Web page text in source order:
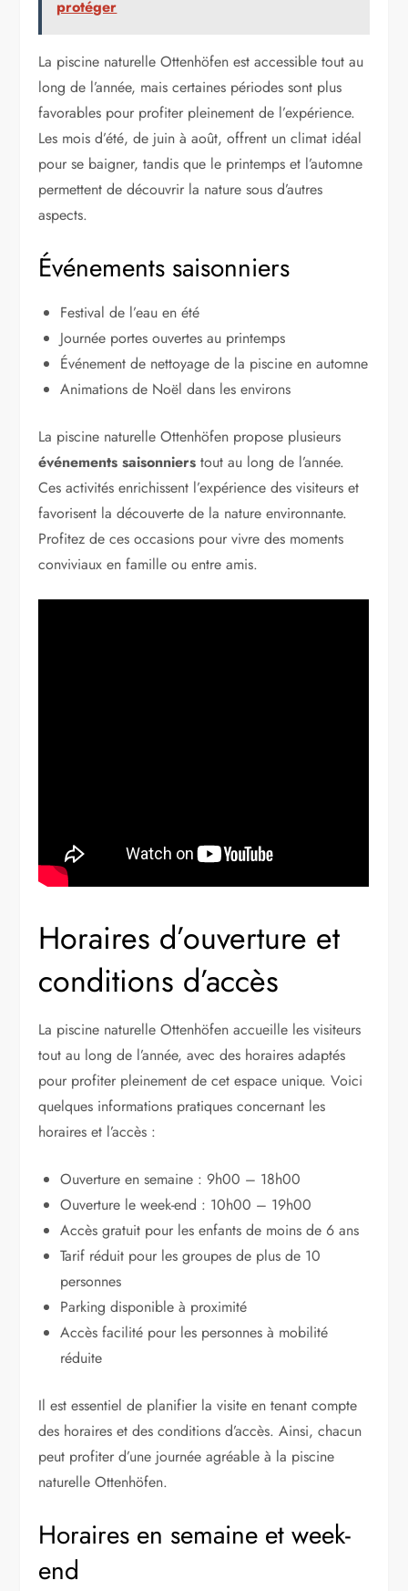
protéger
La piscine naturelle Ottenhöfen est accessible tout au
long de l’année, mais certaines périodes sont plus
favorables pour profiter pleinement de l’expérience.
Les mois d’été, de juin à août, offrent un climat idéal
pour se baigner, tandis que le printemps et l’automne
permettent de découvrir la nature sous d’autres
aspects.
Événements saisonniers
Festival de l’eau en été
Journée portes ouvertes au printemps
Événement de nettoyage de la piscine en automne
Animations de Noël dans les environs
La piscine naturelle Ottenhöfen propose plusieurs
événements saisonniers tout au long de l’année.
Ces activités enrichissent l’expérience des visiteurs et
favorisent la découverte de la nature environnante.
Profitez de ces occasions pour vivre des moments
conviviaux en famille ou entre amis.
Horaires d’ouverture et
conditions d’accès
La piscine naturelle Ottenhöfen accueille les visiteurs
tout au long de l’année, avec des horaires adaptés
pour profiter pleinement de cet espace unique. Voici
quelques informations pratiques concernant les
horaires et l’accès :
Ouverture en semaine : 9h00 – 18h00
Ouverture le week-end : 10h00 – 19h00
Accès gratuit pour les enfants de moins de 6 ans
Tarif réduit pour les groupes de plus de 10
personnes
Parking disponible à proximité
Accès facilité pour les personnes à mobilité
réduite
Il est essentiel de planifier la visite en tenant compte
des horaires et des conditions d’accès. Ainsi, chacun
peut profiter d’une journée agréable à la piscine
naturelle Ottenhöfen.
Horaires en semaine et week-
end